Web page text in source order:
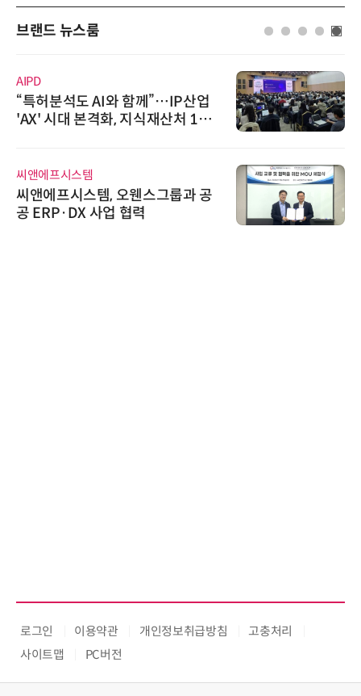
브랜드 뉴스룸
AIPD
“특허분석도 AI와 함께”…IP산업
'AX' 시대 본격화, 지식재산처 1호
씨앤에프시스템
씨앤에프시스템, 오웬스그룹과 공
공 ERP·DX 사업 협력
로그인 이용약관 개인정보취급방침
고충처리
사이트맵
PC버전